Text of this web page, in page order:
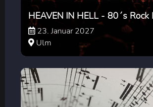
HEAVEN IN HELL - 80´s Rock
23. Januar 2027
Ulm